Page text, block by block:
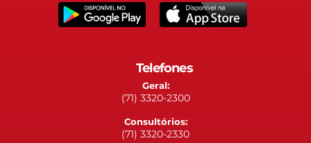
Telefones
Geral:
(71) 3320-2300
Consultórios:
(71) 3320-2330